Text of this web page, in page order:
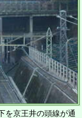
を京王井の頭線が通